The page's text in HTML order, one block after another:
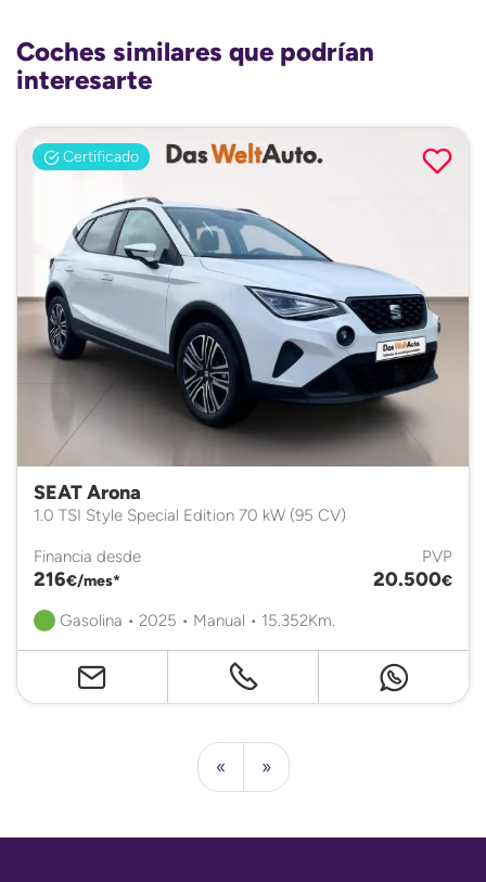
Coches similares que podrían
interesarte
Certificado
SEAT Arona
1.0 TSI Style Special Edition 70 kW (95 CV)
Financia desde
216€/mes*
PVP
20.500€
Gasolina • 2025 • Manual • 15.352Km.
« »